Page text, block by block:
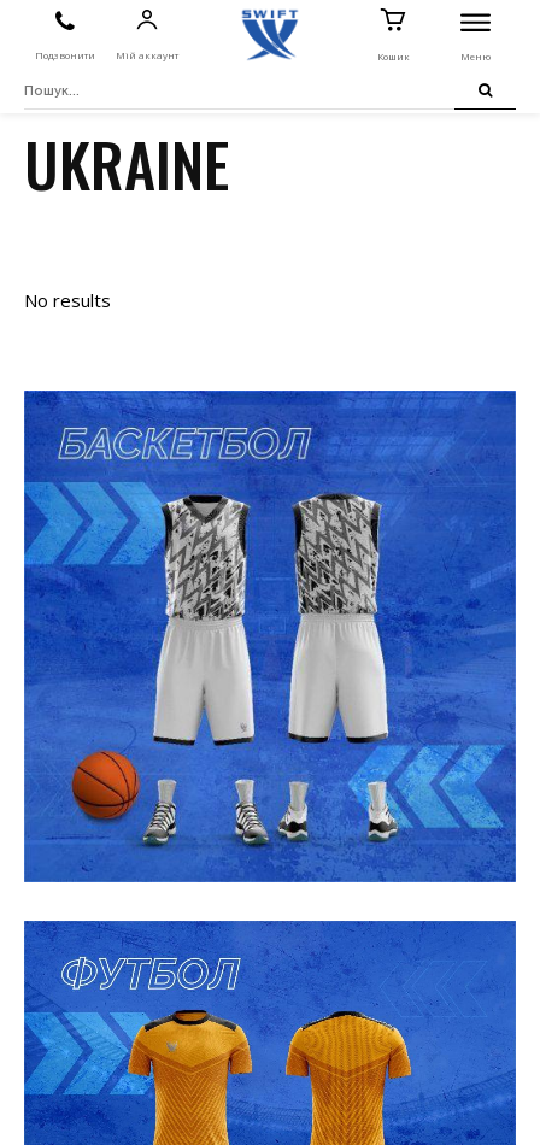
Подзвонити Мій аккаунт Кошик Меню
UKRAINE